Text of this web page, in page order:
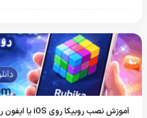
آموزش نصب روبیکا روی iOS یا ایفون رایگان